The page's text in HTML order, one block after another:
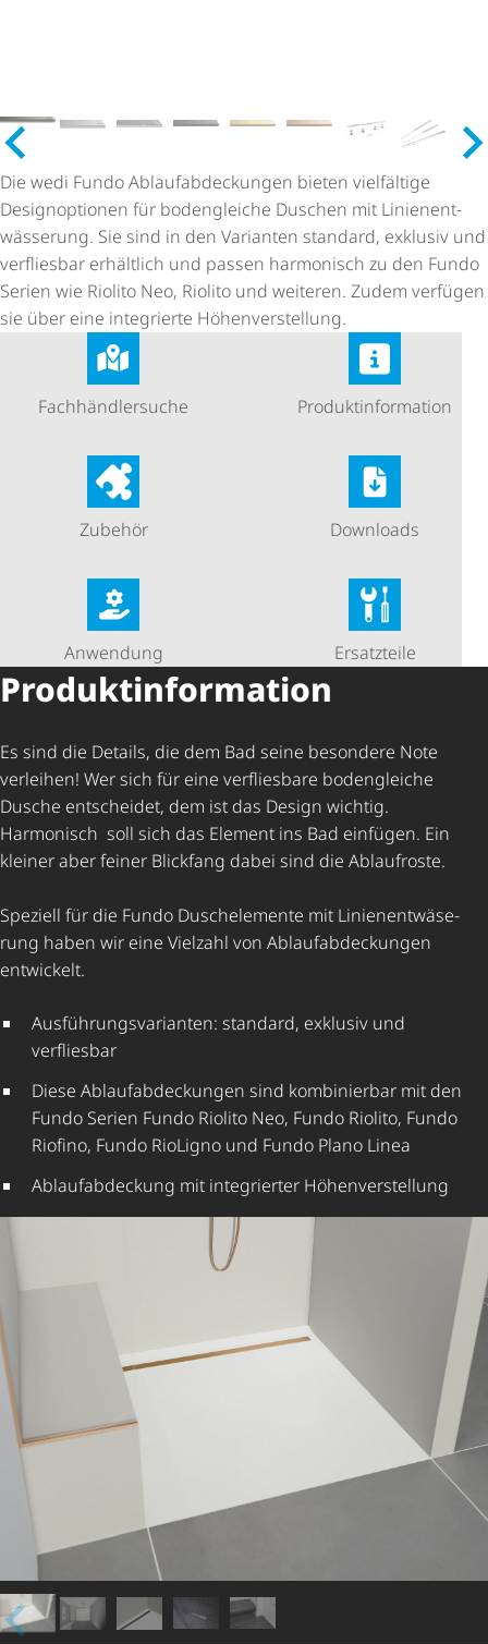
Die wedi Fundo Ablauf­ab­de­ckungen bieten vielfältige
Designoptionen für bodengleiche Duschen mit Lini­en­ent­
wäs­se­rung. Sie sind in den Varianten standard, exklusiv und
verfliesbar erhältlich und passen harmonisch zu den Fundo
Serien wie Riolito Neo, Riolito und weiteren. Zudem verfügen
sie über eine integrierte Höhen­ver­stel­lung.
Fach­händ­ler­suche Produkt­in­for­ma­tion
Zubehör Downloads
Anwendung Ersatzteile
Produkt­in­for­ma­tion
Es sind die Details, die dem Bad seine besondere Note
verleihen! Wer sich für eine verfliesbare bodengleiche
Dusche entscheidet, dem ist das Design wichtig.
Harmonisch soll sich das Element ins Bad einfügen. Ein
kleiner aber feiner Blickfang dabei sind die Ablaufroste.
Speziell für die Fundo Duschelemente mit Lini­en­ent­wä­se­
rung haben wir eine Vielzahl von Ablauf­ab­de­ckungen
entwickelt.
Ausfüh­rungs­va­ri­anten: standard, exklusiv und
verfliesbar
Diese Ablauf­ab­de­ckungen sind kombinierbar mit den
Fundo Serien Fundo Riolito Neo, Fundo Riolito, Fundo
Riofino, Fundo RioLigno und Fundo Plano Linea
Ablauf­ab­de­ckung mit integrierter Höhen­ver­stel­lung